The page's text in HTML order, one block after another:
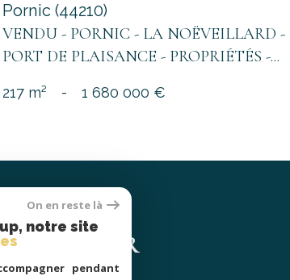
Pornic (44210)
VENDU - PORNIC - LA NOËVEILLARD -
PORT DE PLAISANCE - PROPRIÉTÉS -...
217 m² - 1 680 000 €
Se
On en reste là
notre site
pendant